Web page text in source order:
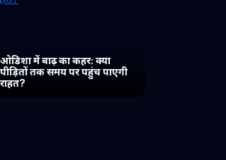
ओडिशा में बाढ़ का कहर: क्या
पीड़ितों तक समय पर पहुंच पाएगी
राहत?